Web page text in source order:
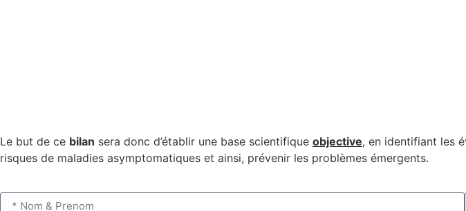
Le but de ce bilan sera donc d’établir une base scientifique objective, en identifiant les
risques de maladies asymptomatiques et ainsi, prévenir les problèmes émergents.